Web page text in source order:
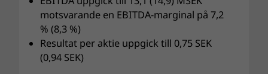
motsvarande en EBITDA-marginal på 7,2
% (8,3 %)
Resultat per aktie uppgick till 0,75 SEK
(0,94 SEK)